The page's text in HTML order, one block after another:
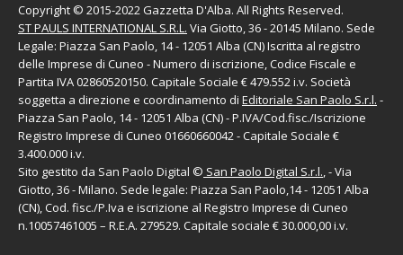
Copyright © 2015-2022 Gazzetta D'Alba. All Rights Reserved.
ST PAULS INTERNATIONAL S.R.L. Via Giotto, 36 - 20145 Milano. Sede
Legale: Piazza San Paolo, 14 - 12051 Alba (CN) Iscritta al registro
delle Imprese di Cuneo - Numero di iscrizione, Codice Fiscale e
Partita IVA 02860520150. Capitale Sociale € 479.552 i.v. Società
soggetta a direzione e coordinamento di Editoriale San Paolo S.r.l. -
Piazza San Paolo, 14 - 12051 Alba (CN) - P.IVA/Cod.fisc./Iscrizione
Registro Imprese di Cuneo 01660660042 - Capitale Sociale €
3.400.000 i.v.
Sito gestito da San Paolo Digital © San Paolo Digital S.r.l., - Via
Giotto, 36 - Milano. Sede legale: Piazza San Paolo,14 - 12051 Alba
(CN), Cod. fisc./P.Iva e iscrizione al Registro Imprese di Cuneo
n.10057461005 – R.E.A. 279529. Capitale sociale € 30.000,00 i.v.